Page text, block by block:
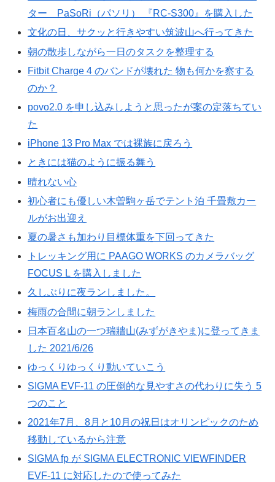
ター PaSoRi（パソリ） 『RC-S300』を購入した
文化の日、サクッと行きやすい筑波山へ行ってきた
朝の散歩しながら一日のタスクを整理する
Fitbit Charge 4 のバンドが壊れた 物も何かを察する
のか？
povo2.0 を申し込みしようと思ったが案の定落ちてい
た
iPhone 13 Pro Max では裸族に戻ろう
ときには猫のように振る舞う
晴れない心
初心者にも優しい木曽駒ヶ岳でテント泊 千畳敷カー
ルがお出迎え
夏の暑さも加わり目標体重を下回ってきた
トレッキング用に PAAGO WORKS のカメラバッグ
FOCUS L を購入しました
久しぶりに夜ランしました。
梅雨の合間に朝ランしました
日本百名山の一つ瑞牆山(みずがきやま)に登ってきま
した 2021/6/26
ゆっくりゆっくり動いていこう
SIGMA EVF-11 の圧倒的な見やすさの代わりに失う 5
つのこと
2021年7月、8月と10月の祝日はオリンピックのため
移動しているから注意
SIGMA fp が SIGMA ELECTRONIC VIEWFINDER
EVF-11 に対応したので使ってみた